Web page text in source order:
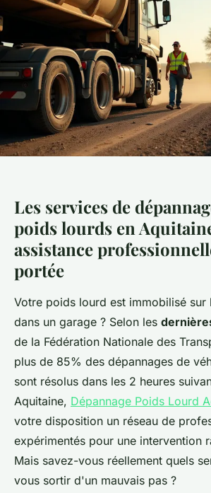
Les services de
poids lourds en
assistance
portée
Votre poids lourd est immobilisé sur
dans un garage ? Selon les
de la Fédération Nationale des
plus de 85% des dépannages de
sont résolus dans les 2 heures
Aquitaine, Dépannage Poids Lourd
votre disposition un réseau de
expérimentés pour une intervention
Mais savez-vous réellement quels
vous sortir d'un mauvais pas ?